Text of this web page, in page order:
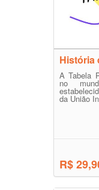
História
A Tabela
no
da União
R$